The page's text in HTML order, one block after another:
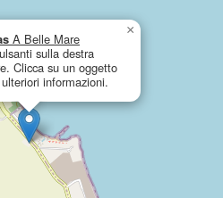
A Belle Mare
sulla destra
Clicca su un oggetto
informazioni.
×